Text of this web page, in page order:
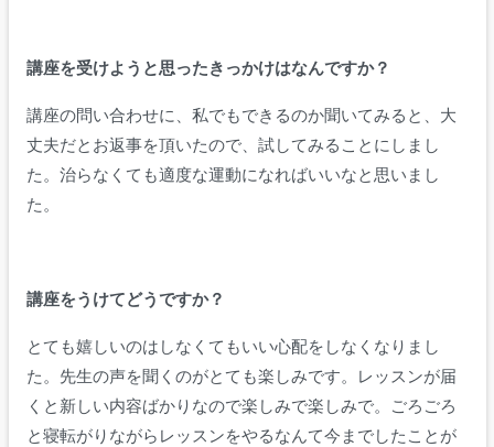
講座を受けようと思ったきっかけはなんですか？
講座の問い合わせに、 私でもできるのか聞いてみると、大
丈夫だとお返事を頂いたので、試してみることにしまし
た。 治らなくても適度な運動になればいいなと思いまし
た。
講座をうけてどうですか？
とても嬉しいのはしなくてもいい心配をしなくなりまし
た。先生の声を聞くのがとても楽しみです。レッスンが届
くと新しい内容ばかりなので楽しみで楽しみで。
ごろごろ
と寝転がりながらレッスンをやるなんて今までしたことが